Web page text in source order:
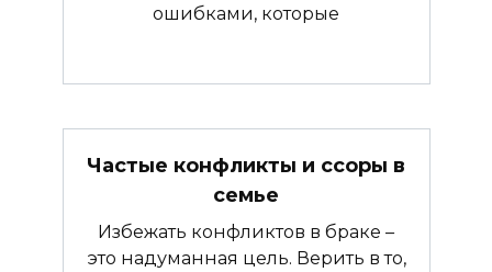
ошибками, которые
Частые конфликты и ссоры в
семье
Избежать конфликтов в браке –
это надуманная цель. Верить в то,